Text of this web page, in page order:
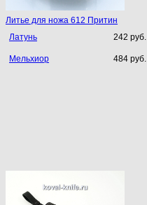
Литье для ножа 612 Притин
Латунь
242 руб.
Мельхиор 484 руб.